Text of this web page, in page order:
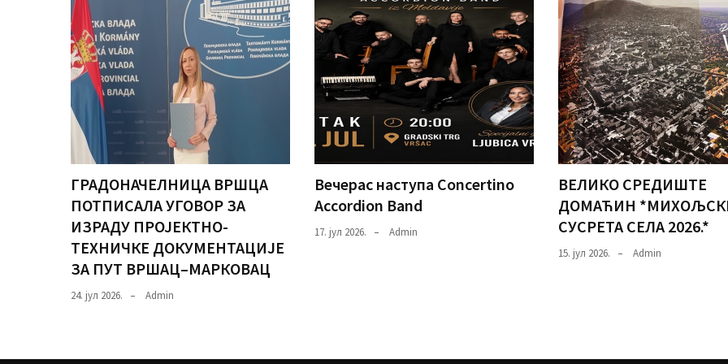
ГРАДОНАЧЕЛНИЦА ВРШЦА
ПОТПИСАЛА УГОВОР ЗА
ИЗРАДУ ПРОЈЕКТНО-
ТЕХНИЧКЕ ДОКУМЕНТАЦИЈЕ
ЗА ПУТ ВРШАЦ–МАРКОВАЦ
24. јул 2026. Admin
Вечерас наступа Concertino
Accordion Band
17. јул 2026. Admin
ВЕЛИКО СРЕДИШТЕ
ДОМАЋИН
СУСРЕТА СЕЛА 2026.*
15. јул 2026. Admin